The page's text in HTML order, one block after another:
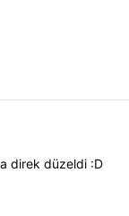
direk düzeldi :D